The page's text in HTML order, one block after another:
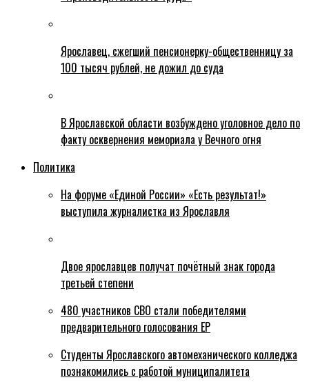
Ярославец, сжегший пенсионерку-общественницу за
100 тысяч рублей, не дожил до суда
В Ярославской области возбуждено уголовное дело по
факту осквернения мемориала у Вечного огня
Политика
На форуме «Единой России» «Есть результат!»
выступила журналистка из Ярославля
Двое ярославцев получат почётный знак города
третьей степени
480 участников СВО стали победителями
предварительного голосования ЕР
Студенты Ярославского автомеханического колледжа
познакомились с работой муниципалитета